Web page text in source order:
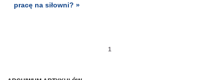
pracę na siłowni? »
1